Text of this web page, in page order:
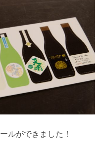
ルができました！